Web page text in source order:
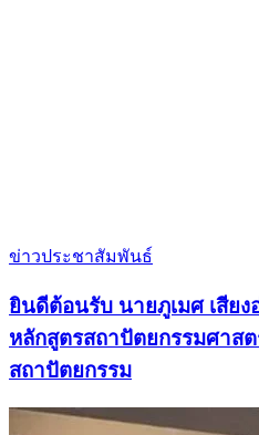
ข่าวประชาสัมพันธ์
ยินดีต้อนรับ นายภูเมศ เสีย
หลักสูตรสถาปัตยกรรมศา
สถาปัตยกรรม